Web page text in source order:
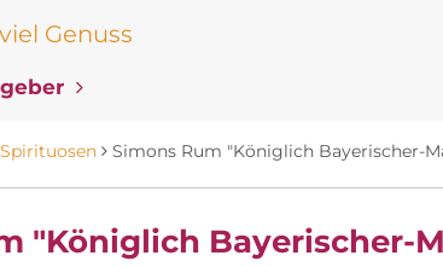
Genuss
Spirituosen Simons Rum "Königlich Bayerischer-
"Königlich Bayerischer-